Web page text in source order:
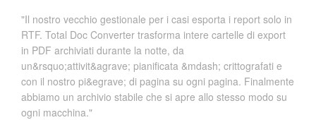
"Il nostro vecchio gestionale per i casi esporta i report solo in
RTF. Total Doc Converter trasforma intere cartelle di export
in PDF archiviati durante la notte, da
un&rsquo;attivit&agrave; pianificata &mdash; crittografati e
con il nostro pi&egrave; di pagina su ogni pagina. Finalmente
abbiamo un archivio stabile che si apre allo stesso modo su
ogni macchina."